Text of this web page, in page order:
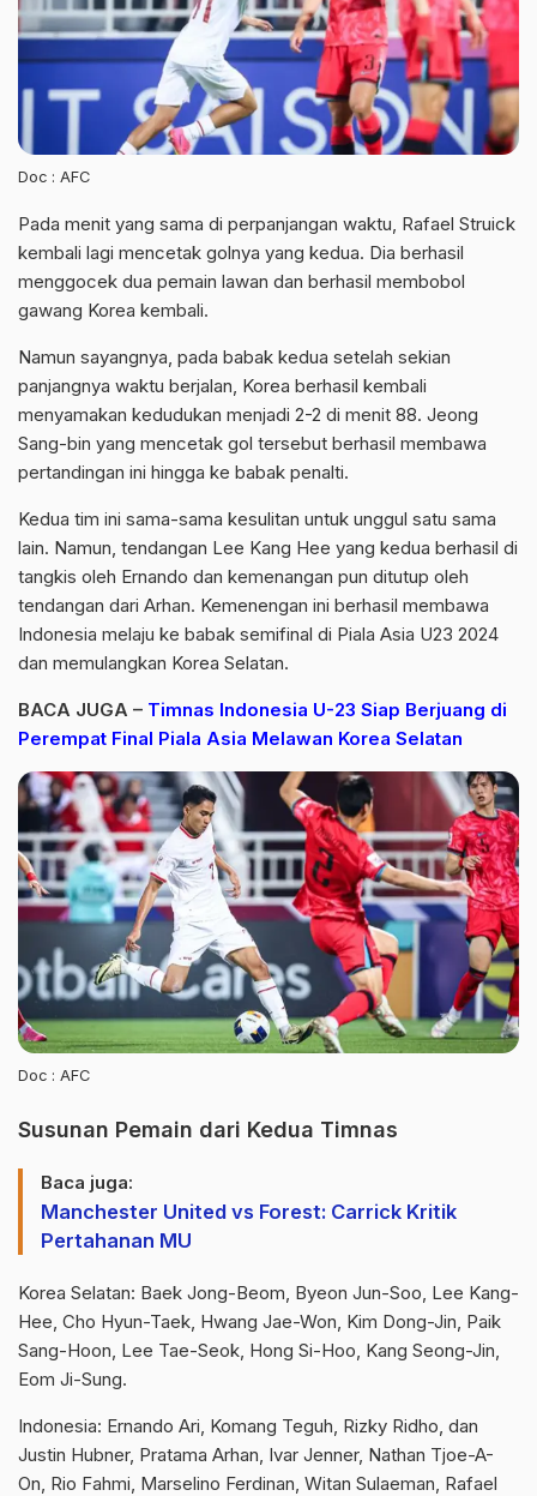
Doc : AFC
Pada menit yang sama di perpanjangan waktu, Rafael Struick
kembali lagi mencetak golnya yang kedua. Dia berhasil
menggocek dua pemain lawan dan berhasil membobol
gawang Korea kembali.
Namun sayangnya, pada babak kedua setelah sekian
panjangnya waktu berjalan, Korea berhasil kembali
menyamakan kedudukan menjadi 2-2 di menit 88. Jeong
Sang-bin yang mencetak gol tersebut berhasil membawa
pertandingan ini hingga ke babak penalti.
Kedua tim ini sama-sama kesulitan untuk unggul satu sama
lain. Namun, tendangan Lee Kang Hee yang kedua berhasil di
tangkis oleh Ernando dan kemenangan pun ditutup oleh
tendangan dari Arhan. Kemenengan ini berhasil membawa
Indonesia melaju ke babak semifinal di Piala Asia U23 2024
dan memulangkan Korea Selatan.
BACA JUGA – Timnas Indonesia U-23 Siap Berjuang di
Perempat Final Piala Asia Melawan Korea Selatan
Doc : AFC
Susunan Pemain dari Kedua Timnas
Baca juga:
Manchester United vs Forest: Carrick Kritik
Pertahanan MU
Korea Selatan: Baek Jong-Beom, Byeon Jun-Soo, Lee Kang-
Hee, Cho Hyun-Taek, Hwang Jae-Won, Kim Dong-Jin, Paik
Sang-Hoon, Lee Tae-Seok, Hong Si-Hoo, Kang Seong-Jin,
Eom Ji-Sung.
Indonesia: Ernando Ari, Komang Teguh, Rizky Ridho, dan
Justin Hubner, Pratama Arhan, Ivar Jenner, Nathan Tjoe-A-
On, Rio Fahmi, Marselino Ferdinan, Witan Sulaeman, Rafael